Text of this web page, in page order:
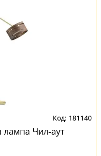
181140
лампа Чил-аут